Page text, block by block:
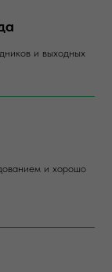
и выходных
и хорошо